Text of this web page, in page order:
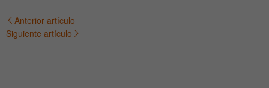
Navegación
Anterior artículo
Siguiente artículo